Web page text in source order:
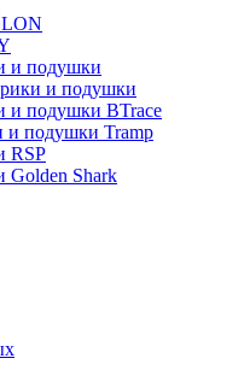
и подушки
и подушки
и подушки BTrace
и подушки Tramp
RSP
Golden Shark